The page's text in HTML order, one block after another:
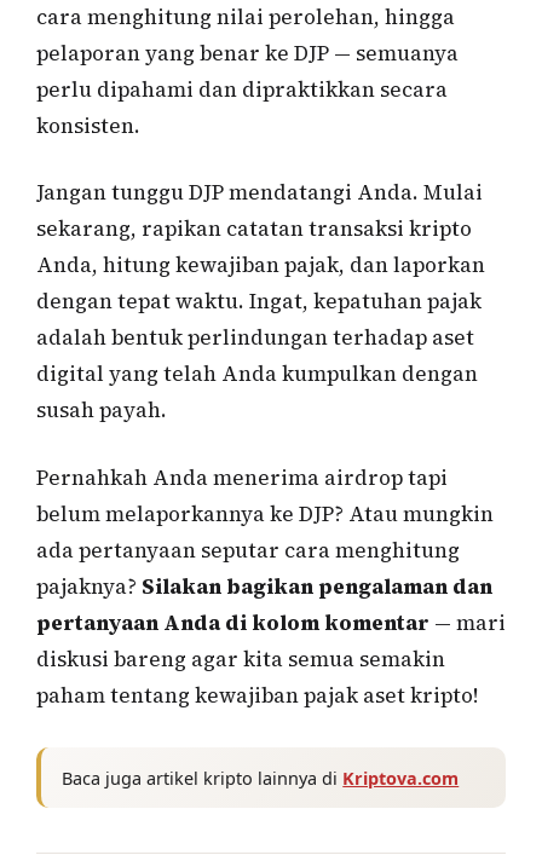
cara menghitung nilai perolehan, hingga
pelaporan yang benar ke DJP — semuanya
perlu dipahami dan dipraktikkan secara
konsisten.
Jangan tunggu DJP mendatangi Anda. Mulai
sekarang, rapikan catatan transaksi kripto
Anda, hitung kewajiban pajak, dan laporkan
dengan tepat waktu. Ingat, kepatuhan pajak
adalah bentuk perlindungan terhadap aset
digital yang telah Anda kumpulkan dengan
susah payah.
Pernahkah Anda menerima airdrop tapi
belum melaporkannya ke DJP? Atau mungkin
ada pertanyaan seputar cara menghitung
pajaknya? Silakan bagikan pengalaman dan
pertanyaan Anda di kolom komentar — mari
diskusi bareng agar kita semua semakin
paham tentang kewajiban pajak aset kripto!
Baca juga artikel kripto lainnya di Kriptova.com